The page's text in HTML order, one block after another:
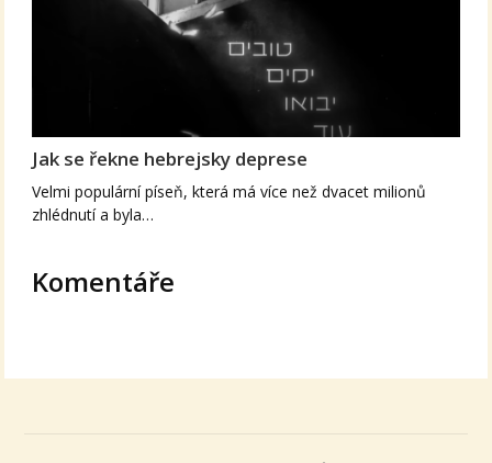
Jak se řekne hebrejsky deprese
Velmi populární píseň, která má více než dvacet milionů
zhlédnutí a byla…
Komentáře